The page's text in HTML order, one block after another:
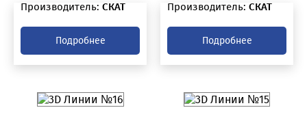
Производитель: СКАТ
Подробнее
Производитель: СКАТ
Подробнее